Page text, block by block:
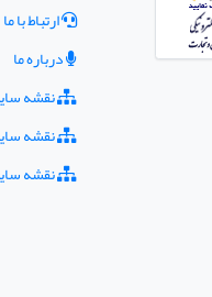
ارتباط با ما
درباره ما
نقشه
نقشه
نقشه